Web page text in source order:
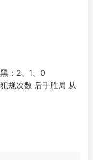
：2、1、0
规次数 后手胜局 从